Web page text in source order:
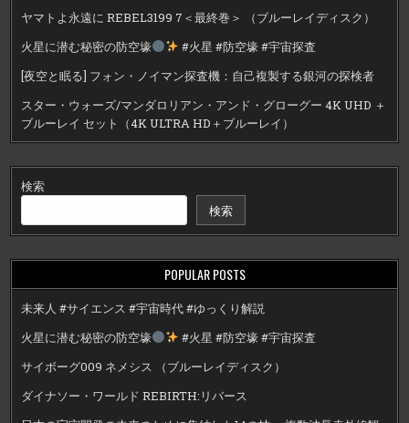
ヤマトよ永遠に REBEL3199 7＜最終巻＞ （ブルーレイディスク）
火星に潜む秘密の防空壕
#火星 #防空壕 #宇宙探査
[夜空と眠る] フォン・ノイマン探査機：自己複製する銀河の探検者
スター・ウォーズ/マンダロリアン・アンド・グローグー 4K UHD ＋
ブルーレイ セット（4K ULTRA HD＋ブルーレイ）
検索
検索
POPULAR POSTS
未来人 #サイエンス #宇宙時代 #ゆっくり解説
火星に潜む秘密の防空壕
#火星 #防空壕 #宇宙探査
サイボーグ009 ネメシス （ブルーレイディスク）
ダイナソー・ワールド REBIRTH:リバース